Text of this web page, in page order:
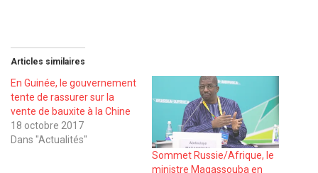
Articles similaires
En Guinée, le gouvernement
tente de rassurer sur la
vente de bauxite à la Chine
18 octobre 2017
Dans "Actualités"
Sommet Russie/Afrique, le
ministre Magassouba en